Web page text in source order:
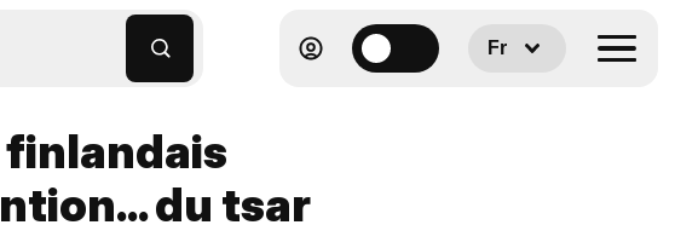
Fr
finlandais
du tsar